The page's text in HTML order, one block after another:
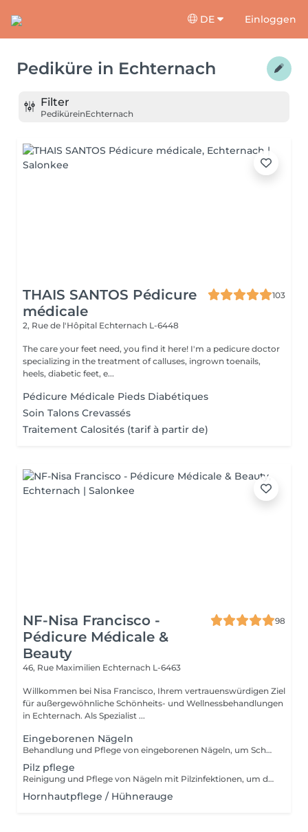
DE Einloggen
Pediküre in Echternach
Filter
PediküreinEchternach
THAIS SANTOS Pédicure
médicale
103
2, Rue de l'Hôpital Echternach L-6448
The care your feet need, you find it here! I'm a pedicure doctor
specializing in the treatment of calluses, ingrown toenails,
heels, diabetic feet, e...
Pédicure Médicale Pieds Diabétiques
Soin Talons Crevassés
Traitement Calosités (tarif à partir de)
NF-Nisa Francisco -
Pédicure Médicale &
Beauty
98
46, Rue Maximilien Echternach L-6463
Willkommen bei Nisa Francisco, Ihrem vertrauenswürdigen Ziel
für außergewöhnliche Schönheits- und Wellnessbehandlungen
in Echternach. Als Spezialist ...
Eingeborenen Nägeln
Behandlung und Pflege von eingeborenen Nägeln, um Schmerzen zu lindern und die Hygiene des Nagels zu verbessern. Reinigung und Behandlung von eingeborenen Nägeln, um Beschwerden zu reduzieren und Infektionen vorzubeugen.
Pilz pflege
Reinigung und Pflege von Nägeln mit Pilzinfektionen, um das Aussehen der Nägel zu reinigen und zu verbessern.
Hornhautpflege / Hühnerauge